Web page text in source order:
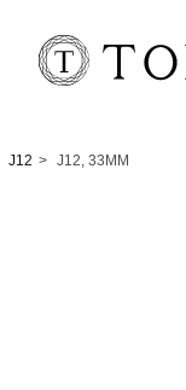
J12 J12, 33MM